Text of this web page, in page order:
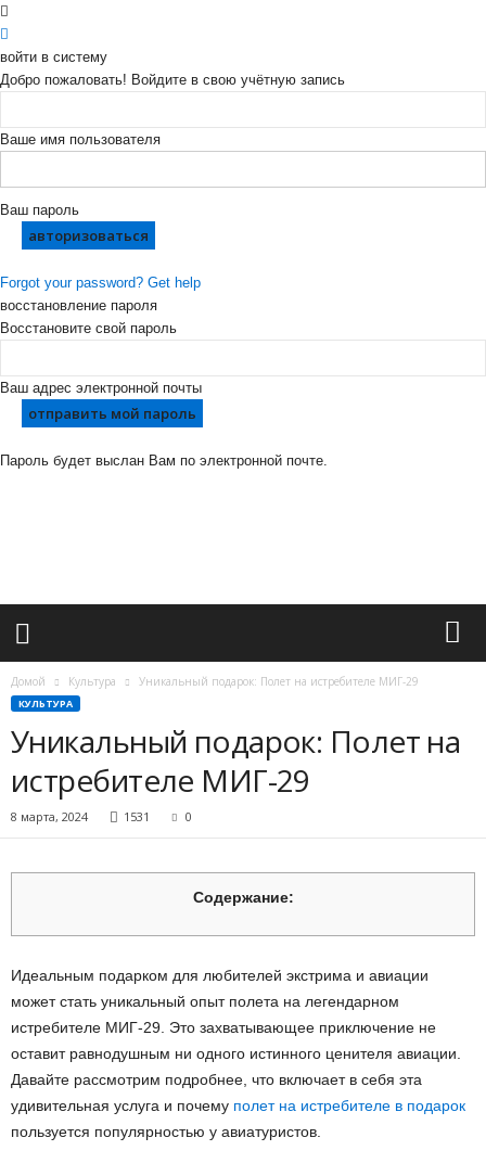
войти в систему
Добро пожаловать! Войдите в свою учётную запись
Ваше имя пользователя
Ваш пароль
Forgot your password? Get help
восстановление пароля
Восстановите свой пароль
Ваш адрес электронной почты
Пароль будет выслан Вам по электронной почте.
ж
Домой Культура Уникальный подарок: Полет на истребителе МИГ-29
КУЛЬТУРА
Уникальный подарок: Полет на
истребителе МИГ-29
8 марта, 2024 1531 0
Содержание:
Идеальным подарком для любителей экстрима и авиации
может стать уникальный опыт полета на легендарном
истребителе МИГ-29. Это захватывающее приключение не
оставит равнодушным ни одного истинного ценителя авиации.
Давайте рассмотрим подробнее, что включает в себя эта
удивительная услуга и почему полет на истребителе в подарок
пользуется популярностью у авиатуристов.